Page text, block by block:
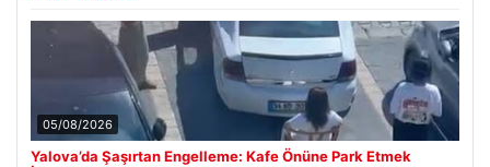
05/08/2026
Yalova’da Şaşırtan Engelleme: Kafe Önüne Park Etmek